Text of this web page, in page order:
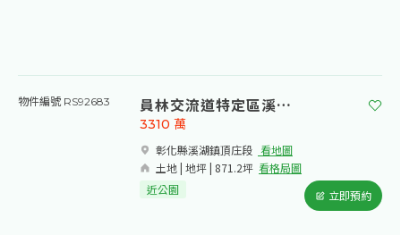
物件編號 RS92683 員林交流道特定區溪湖頂庄段農地
彰化縣溪湖鎮頂庄段​ 看地圖
土地 | 地坪 | 871.2坪 看格局圖
3310 萬
近公園 立即預約